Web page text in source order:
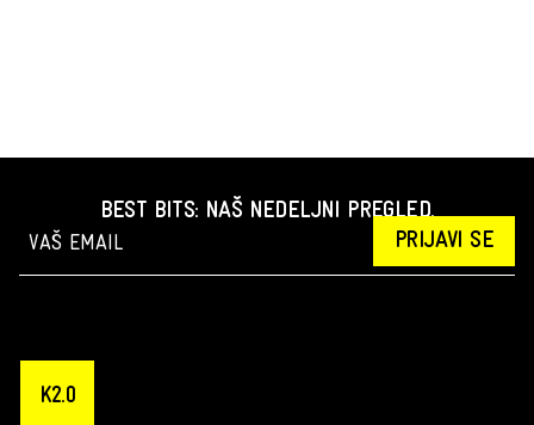
BEST BITS: NAŠ NEDELJNI PREGLED.
PRIJAVI SE
K2.0